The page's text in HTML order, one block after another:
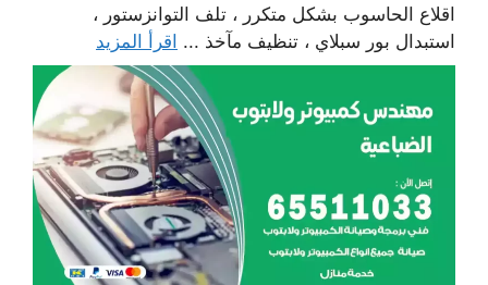
اقلاع الحاسوب بشكل متكرر ، تلف التوانزستور ،
استبدال بور سبلاي ، تنظيف مآخذ ... اقرأ المزيد